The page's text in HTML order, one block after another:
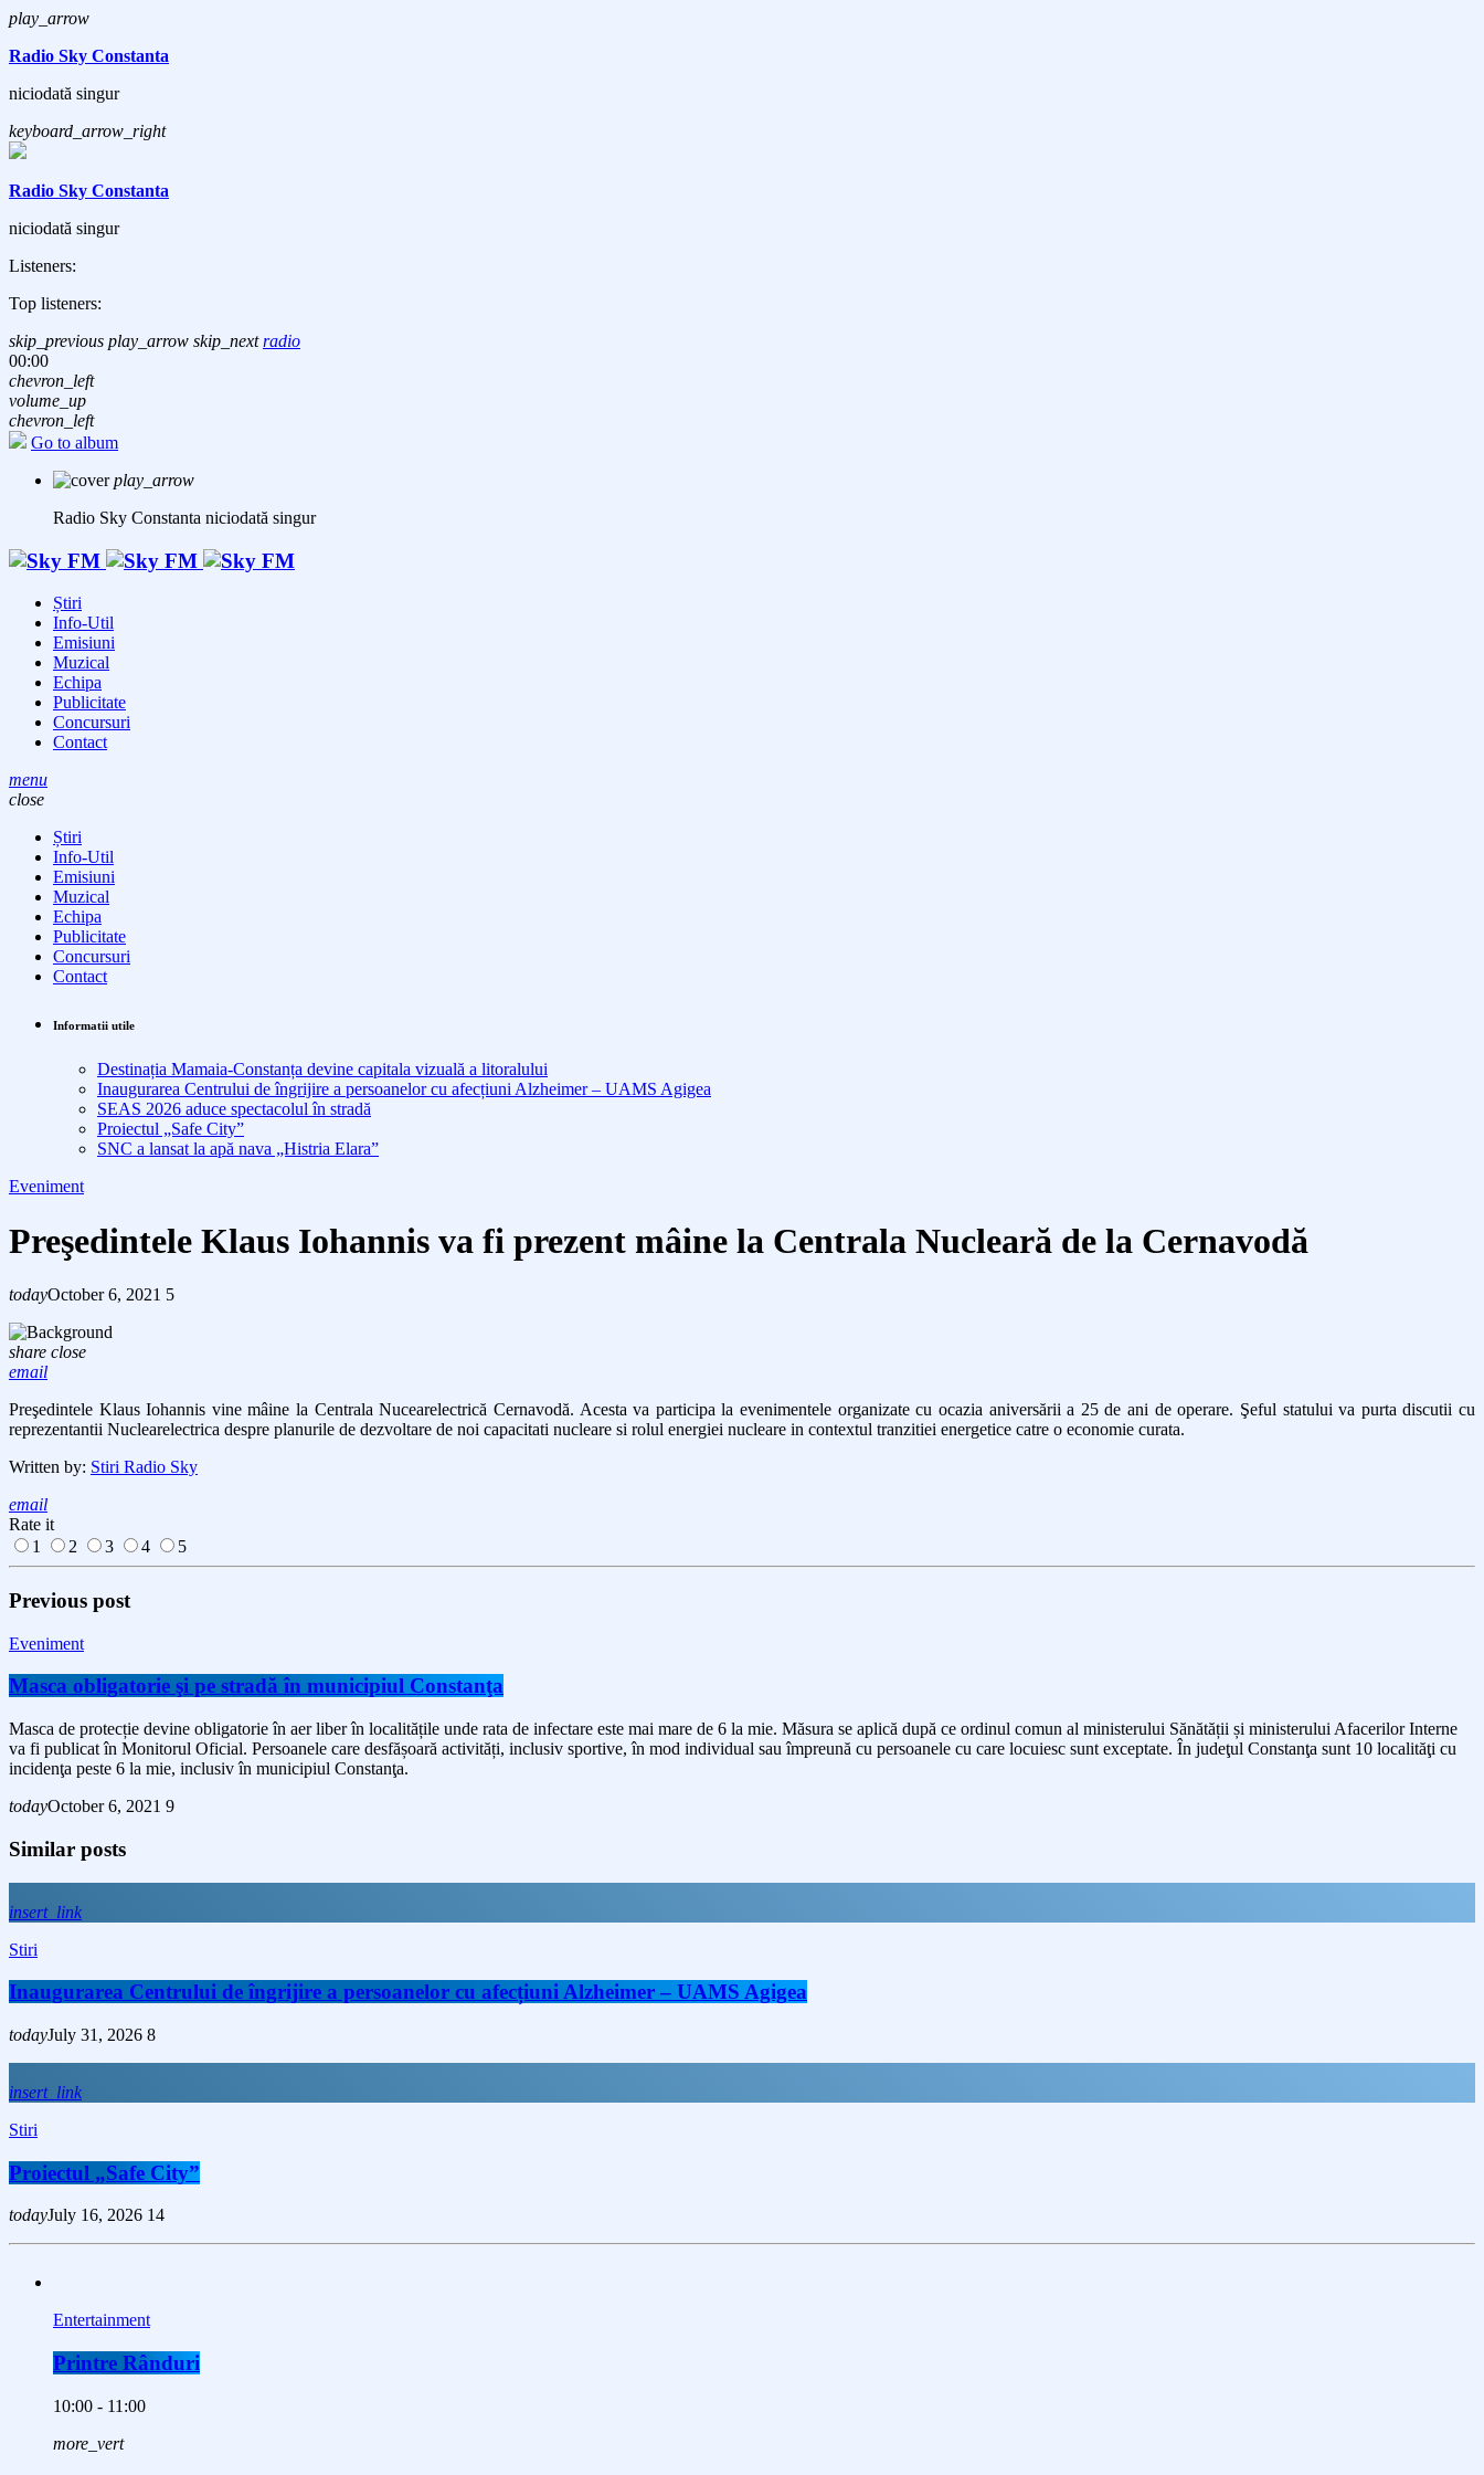
play_arrow
Radio Sky Constanta
niciodată singur
keyboard_arrow_right
Radio Sky Constanta
niciodată singur
Listeners:
Top listeners:
skip_previous play_arrow skip_next radio
00:00
chevron_left
volume_up
chevron_left
Go to album
play_arrow
Radio Sky Constanta niciodată singur
Știri
Info-Util
Emisiuni
Muzical
Echipa
Publicitate
Concursuri
Contact
menu
close
Știri
Info-Util
Emisiuni
Muzical
Echipa
Publicitate
Concursuri
Contact
Informatii utile
Destinația Mamaia-Constanța devine capitala vizuală a litoralului
Inaugurarea Centrului de îngrijire a persoanelor cu afecțiuni Alzheimer – UAMS Agigea
SEAS 2026 aduce spectacolul în stradă
Proiectul „Safe City”
SNC a lansat la apă nava „Histria Elara”
Eveniment
Preşedintele Klaus Iohannis va fi prezent mâine la Centrala Nucleară de la Cernavodă
todayOctober 6, 2021 5
share close
email
Preşedintele Klaus Iohannis vine mâine la Centrala Nucearelectrică Cernavodă. Acesta va participa la evenimentele organizate cu ocazia aniversării a 25 de ani de operare. Şeful statului va purta discutii cu
reprezentantii Nuclearelectrica despre planurile de dezvoltare de noi capacitati nucleare si rolul energiei nucleare in contextul tranzitiei energetice catre o economie curata.
Written by: Stiri Radio Sky
email
Rate it
1
2 3 4 5
Previous post
Eveniment
Masca obligatorie şi pe stradă în municipiul Constanţa
Masca de protecție devine obligatorie în aer liber în localitățile unde rata de infectare este mai mare de 6 la mie. Măsura se aplică după ce ordinul comun al ministerului Sănătății și ministerului Afacerilor Interne
va fi publicat în Monitorul Oficial. Persoanele care desfășoară activități, inclusiv sportive, în mod individual sau împreună cu persoanele cu care locuiesc sunt exceptate. În judeţul Constanţa sunt 10 localităţi cu
incidenţa peste 6 la mie, inclusiv în municipiul Constanţa.
todayOctober 6, 2021 9
Similar posts
insert_link
Stiri
Inaugurarea Centrului de îngrijire a persoanelor cu afecțiuni Alzheimer – UAMS Agigea
todayJuly 31, 2026 8
insert_link
Stiri
Proiectul „Safe City”
todayJuly 16, 2026 14
Entertainment
Printre Rânduri
10:00 - 11:00
more_vert